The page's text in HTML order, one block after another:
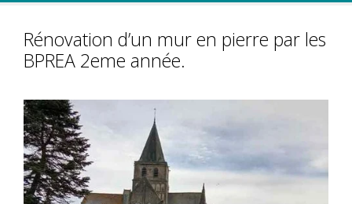
Rénovation d’un mur en pierre par les
BPREA 2eme année.